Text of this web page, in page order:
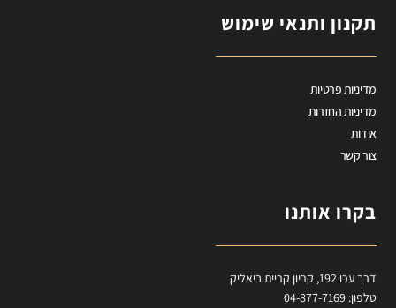
תקנון ותנאי שימוש
מדיניות פרטיות
מדיניות החזרות
אודות
צור קשר
בקרו אותנו
דרך עכו 192, קריון קריית ביאליק
טלפון: 04-877-7169